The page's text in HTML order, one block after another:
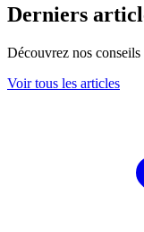
Derniers
Découvrez nos
Voir tous les articles